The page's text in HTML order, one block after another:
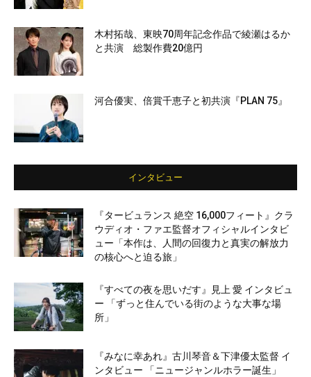
木村拓哉、東映70周年記念作品で綾瀬はるか
と共演 総製作費20億円
河合優実、倍賞千恵子と初共演『PLAN 75』
インタビュー
『タービュランス 絶空 16,000フィート』クラ
ウディオ・ファエ監督オフィシャルインタビ
ュー「本作は、人間の回復力と真実の解放力
の核心へと迫る旅」
『すべての夜を思いだす』見上 愛 インタビュ
ー 「ずっと住んでいる街のような大事な場
所」
『みなに幸あれ』古川琴音＆下津優太監督 イ
ンタビュー 「ニュージャンルホラー誕生」